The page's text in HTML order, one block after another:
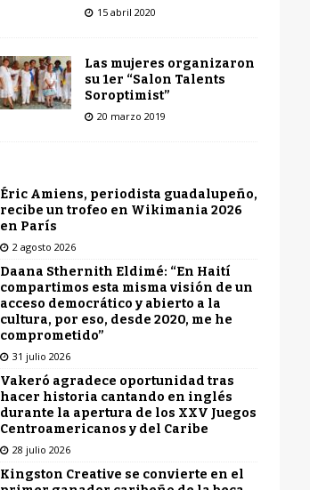
15 abril 2020
Las mujeres organizaron
su 1er “Salon Talents
Soroptimist”
20 marzo 2019
Éric Amiens, periodista guadalupeño,
recibe un trofeo en Wikimania 2026
en París
2 agosto 2026
Daana Sthernith Eldimé: “En Haití
compartimos esta misma visión de un
acceso democrático y abierto a la
cultura, por eso, desde 2020, me he
comprometido”
31 julio 2026
Vakeró agradece oportunidad tras
hacer historia cantando en inglés
durante la apertura de los XXV Juegos
Centroamericanos y del Caribe
28 julio 2026
Kingston Creative se convierte en el